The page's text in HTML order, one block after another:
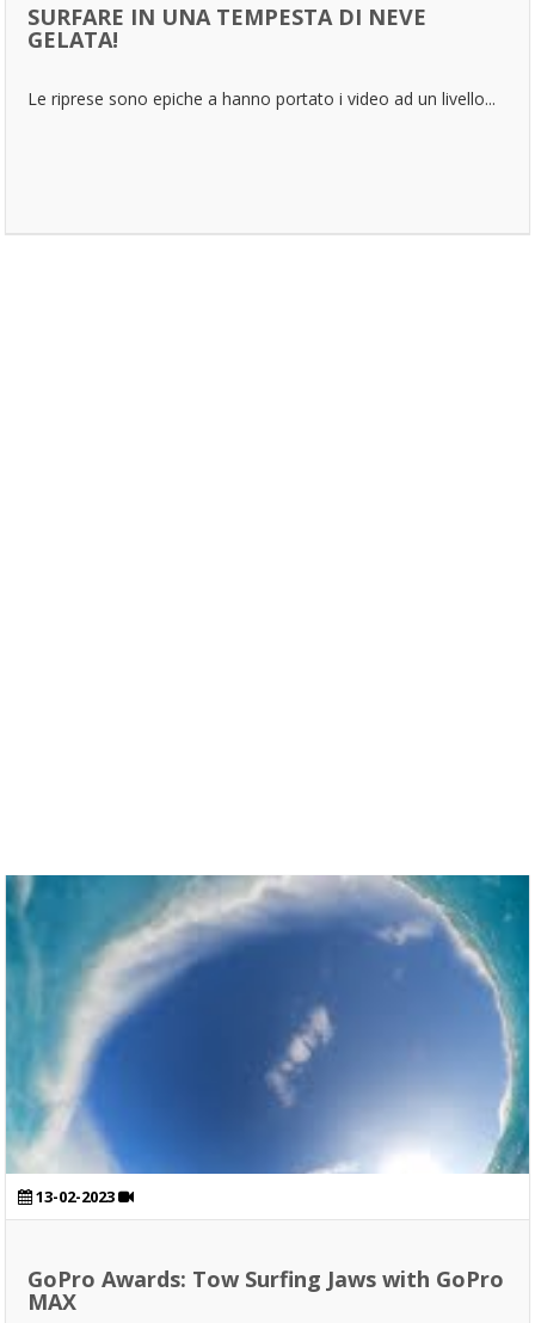
SURFARE IN UNA TEMPESTA DI NEVE
GELATA!
Le riprese sono epiche a hanno portato i video ad un livello...
13-02-2023
GoPro Awards: Tow Surfing Jaws with GoPro
MAX